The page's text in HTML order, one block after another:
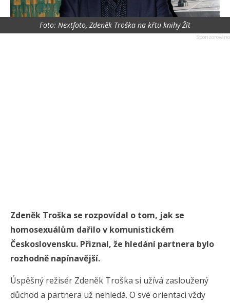
Foto: Nextfoto, Zdeněk Troška na křtu knihy Žít
Zdeněk Troška se rozpovídal o tom, jak se
homosexuálům dařilo v komunistickém
Československu. Přiznal, že hledání partnera bylo
rozhodně napínavější.
Úspěšný režisér Zdeněk Troška si užívá zasloužený
důchod a partnera už nehledá. O své orientaci vždy